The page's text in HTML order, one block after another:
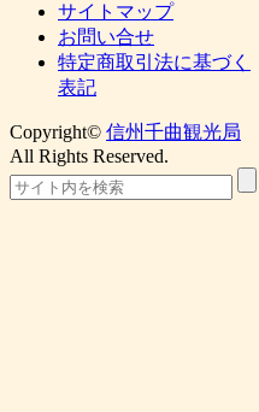
サイトマップ
お問い合せ
特定商取引法に基づく
表記
Copyright© 信州千曲観光局
All Rights Reserved.